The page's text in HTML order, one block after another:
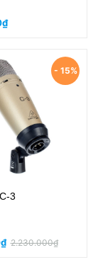
- 15%
3
2.230.000₫